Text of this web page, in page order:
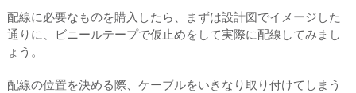
配線に必要なものを購入したら、まずは設計図でイメージした
通りに、ビニールテープで仮止めをして実際に配線してみまし
ょう。
配線の位置を決める際、ケーブルをいきなり取り付けてしまう